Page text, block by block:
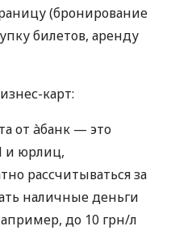
(бронирование
билетов, аренду
карт:
от àбанк — это
и юрлиц,
рассчитываться за
наличные деньги
до 10 грн/л